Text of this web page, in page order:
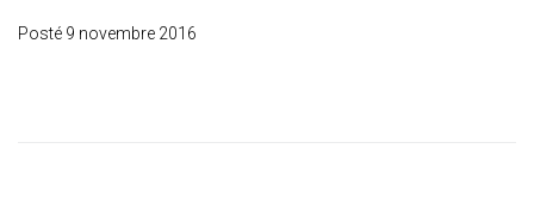
Posté 9 novembre 2016